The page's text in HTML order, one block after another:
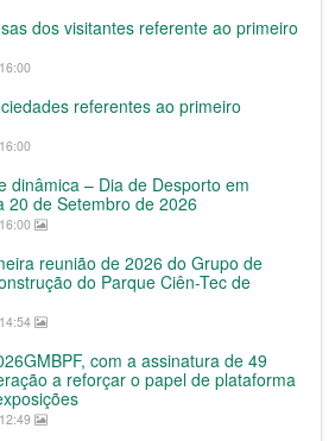
dos visitantes referente ao primeiro
referentes ao primeiro
dinâmica – Dia de Desporto em
20 de Setembro de 2026
reunião de 2026 do Grupo de
do Parque Ciên-Tec de
com a assinatura de 49
a reforçar o papel de plataforma